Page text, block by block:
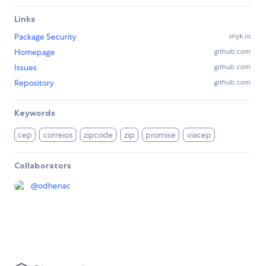
Links
Package Security
snyk.io
Homepage github.com
Issues github.com
Repository github.com
Keywords
cep correios zipcode zip promise viacep
Collaborators
@odhenac